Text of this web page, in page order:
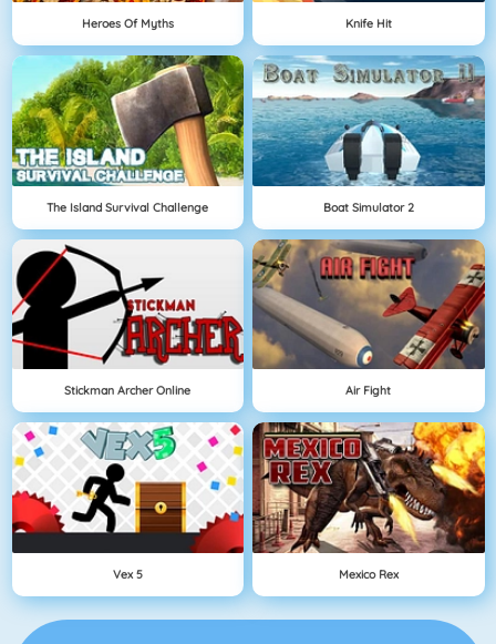
Heroes Of Myths Knife Hit
The Island Survival Challenge Boat Simulator 2
Stickman Archer Online Air Fight
Vex 5 Mexico Rex